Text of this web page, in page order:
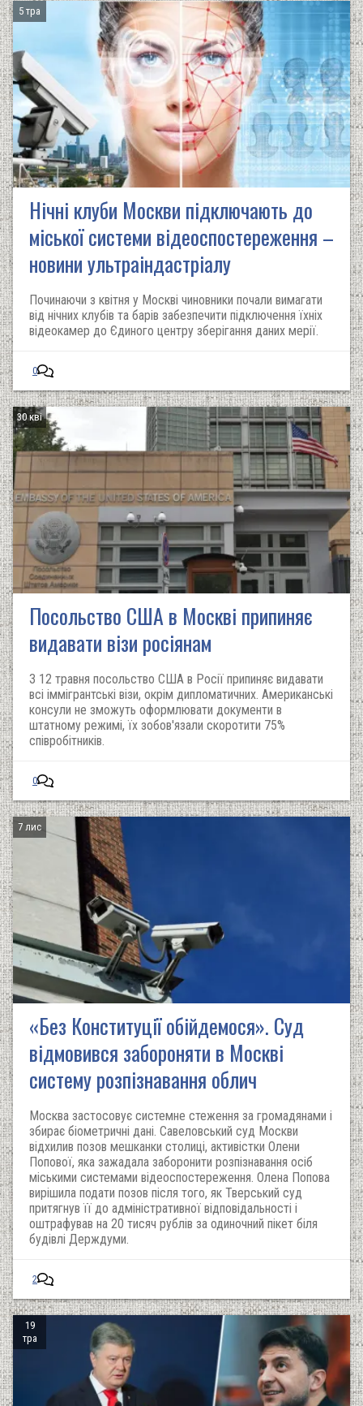
5 тра
Нічні клуби Москви підключають до
міської системи відеоспостереження –
новини ультраіндастріалу
Починаючи з квітня у Москві чиновники почали вимагати
від нічних клубів та барів забезпечити підключення їхніх
відеокамер до Єдиного центру зберігання даних мерії.
0
30 кві
Посольство США в Москві припиняє
видавати візи росіянам
З 12 травня посольство США в Росії припиняє видавати
всі іммігрантські візи, окрім дипломатичних. Американські
консули не зможуть оформлювати документи в
штатному режимі, їх зобов'язали скоротити 75%
співробітників.
0
7 лис
«Без Конституції обійдемося». Суд
відмовився забороняти в Москві
систему розпізнавання облич
Москва застосовує системне стеження за громадянами і
збирає біометричні дані. Савеловський суд Москви
відхилив позов мешканки столиці, активістки Олени
Попової, яка зажадала заборонити розпізнавання осіб
міськими системами відеоспостереження. Олена Попова
вирішила подати позов після того, як Тверський суд
притягнув її до адміністративної відповідальності і
оштрафував на 20 тисяч рублів за одиночний пікет біля
будівлі Держдуми.
2
19
тра